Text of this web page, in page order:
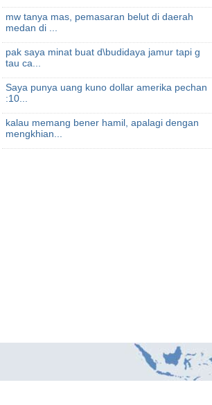
mw tanya mas, pemasaran belut di daerah
medan di ...
pak saya minat buat d\budidaya jamur tapi g
tau ca...
Saya punya uang kuno dollar amerika pechan
:10...
kalau memang bener hamil, apalagi dengan
mengkhian...